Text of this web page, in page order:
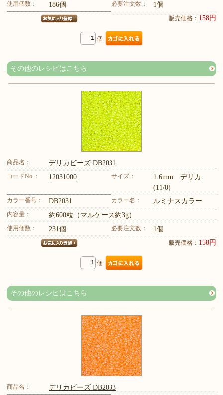
使用個数： 186個 必要注文数： 1個
販売価格： 158円
個
その他のレシピはこちら
商品名： デリカビーズ DB2031
コードNo.： 12031000 サイズ：
1.6mm デリカ
(11/0)
カラー番号： DB2031 カラー名： ルミナスカラー
内容量： 約600粒（マルケース約3g）
使用個数： 231個 必要注文数： 1個
販売価格： 158円
個
その他のレシピはこちら
商品名： デリカビーズ DB2033